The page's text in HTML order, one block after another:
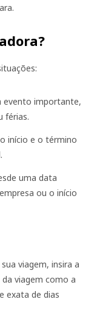
evento importante,
férias.
início e o término
uma data
ou o início
viagem, insira a
viagem como a
exata de dias